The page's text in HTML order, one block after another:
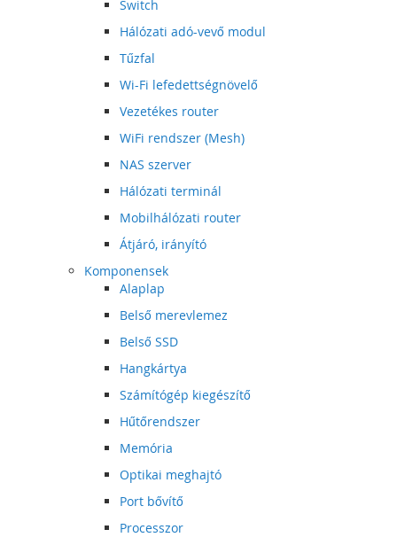
Switch
Hálózati adó-vevő modul
Tűzfal
Wi-Fi lefedettségnövelő
Vezetékes router
WiFi rendszer (Mesh)
NAS szerver
Hálózati terminál
Mobilhálózati router
Átjáró, irányító
Komponensek
Alaplap
Belső merevlemez
Belső SSD
Hangkártya
Számítógép kiegészítő
Hűtőrendszer
Memória
Optikai meghajtó
Port bővítő
Processzor